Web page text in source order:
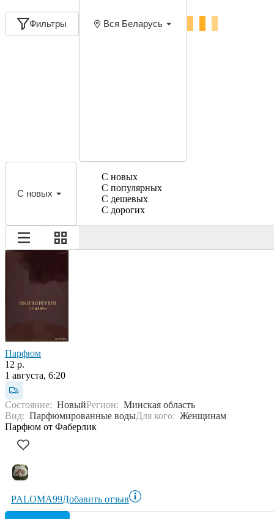
Фильтры Вся Беларусь
С новых
С новых
С популярных
С дешевых
С дорогих
Парфюм
12 р.
1 августа, 6:20
Состояние: НовыйРегион: Минская область
Вид: Парфюмированные водыДля кого: Женщинам
Парфюм от Фаберлик
PALOMA99Добавить отзыв